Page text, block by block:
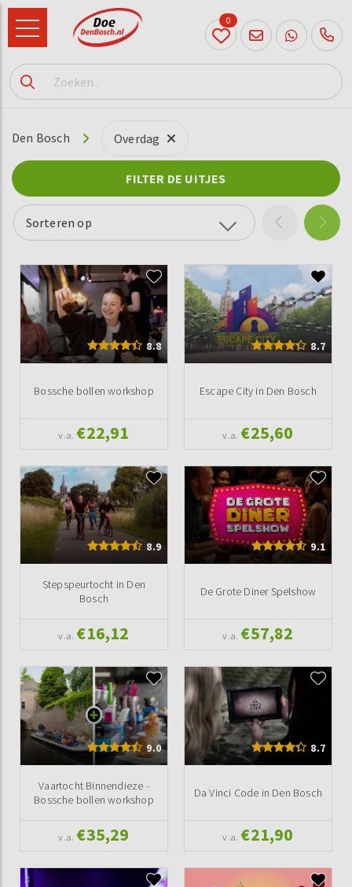
073
614
0
Den Bosch Overdag
FILTER DE UITJES
Sorteren op
8.8
Bossche bollen workshop
v.a. €22,91
8.7
Escape City in Den Bosch
v.a. €25,60
8.9
Stepspeurtocht in Den
Bosch
v.a. €16,12
9.1
De Grote Diner Spelshow
v.a. €57,82
9.0
Vaartocht Binnendieze -
Bossche bollen workshop
v.a. €35,29
8.7
Da Vinci Code in Den Bosch
v.a. €21,90